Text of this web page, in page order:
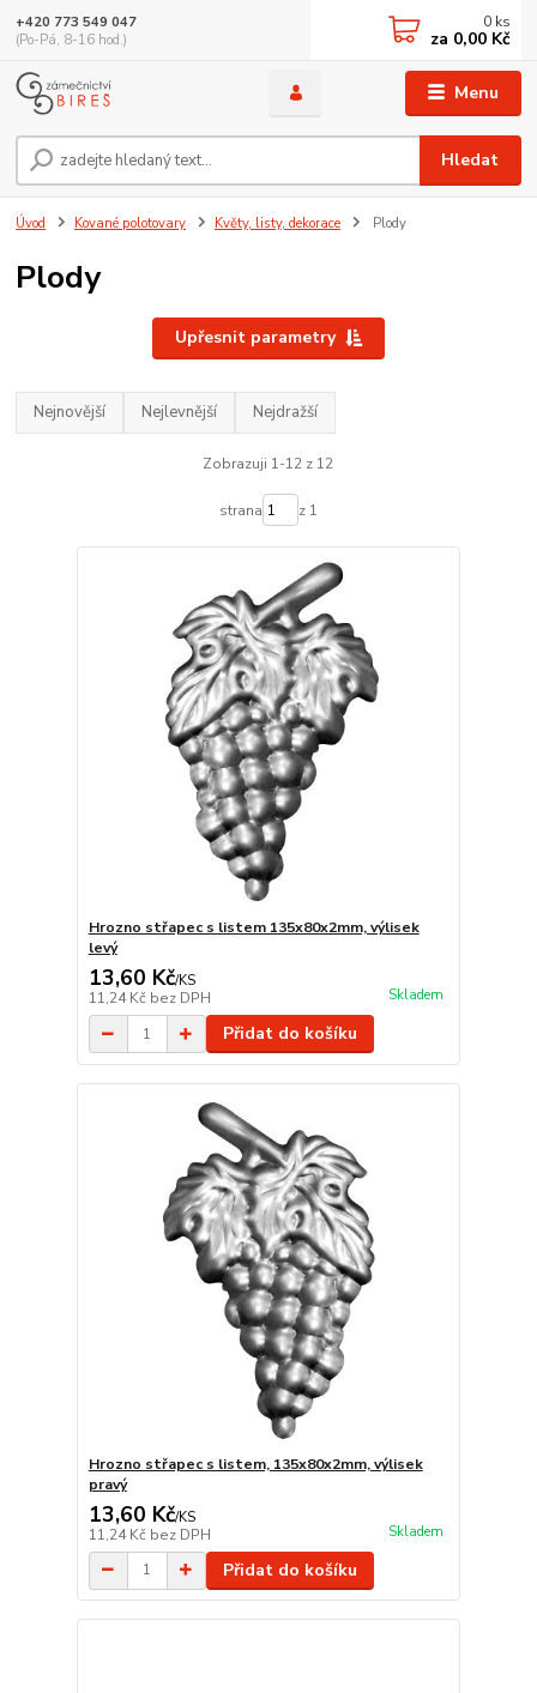
Menu
Hledat
+420 773 549 047
(Po-Pá, 8-16 hod.)
0 ks
za 0,00 Kč
Úvod Kované polotovary Květy, listy, dekorace Plody
Plody
Upřesnit parametry
Nejnovější Nejlevnější Nejdražší
Zobrazuji 1-12 z 12
strana z 1
Hrozno střapec s listem 135x80x2mm, výlisek
levý
13,60 Kč/KS
11,24 Kč bez DPH Skladem
Přidat do košíku
Hrozno střapec s listem, 135x80x2mm, výlisek
pravý
13,60 Kč/KS
11,24 Kč bez DPH Skladem
Přidat do košíku